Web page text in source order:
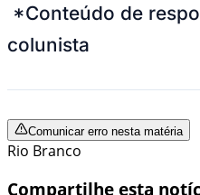
*Conteúdo de
colunista
Comunicar erro nesta matéria
Rio Branco
Compartilhe esta